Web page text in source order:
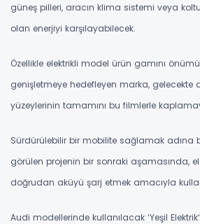
güneş pilleri, aracın klima sistemi veya koltuk
olan enerjiyi karşılayabilecek.
Özellikle elektrikli model ürün gamını
genişletmeye hedefleyen marka, gelecekte
yüzeylerinin tamamını bu filmlerle
Sürdürülebilir bir mobilite sağlamak adına
görülen projenin bir sonraki aşamasında,
doğrudan aküyü şarj etmek amacıyla
Audi modellerinde kullanılacak ‘Yeşil